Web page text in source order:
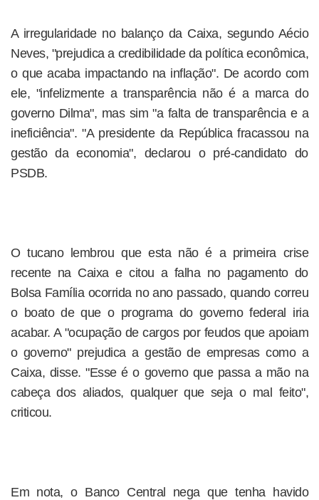
A irregularidade no balanço da Caixa, segundo Aécio
Neves, "prejudica a credibilidade da política econômica,
o que acaba impactando na inflação". De acordo com
ele, "infelizmente a transparência não é a marca do
governo Dilma", mas sim "a falta de transparência e a
ineficiência". "A presidente da República fracassou na
gestão da economia", declarou o pré-candidato do
PSDB.
O tucano lembrou que esta não é a primeira crise
recente na Caixa e citou a falha no pagamento do
Bolsa Família ocorrida no ano passado, quando correu
o boato de que o programa do governo federal iria
acabar. A "ocupação de cargos por feudos que apoiam
o governo" prejudica a gestão de empresas como a
Caixa, disse. "Esse é o governo que passa a mão na
cabeça dos aliados, qualquer que seja o mal feito",
criticou.
Em nota, o Banco Central nega que tenha havido